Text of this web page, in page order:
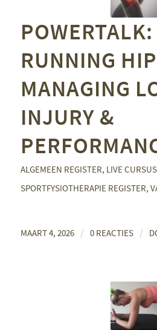
RUNNING
MANAGING
INJURY &
ALGEMEEN REGISTER, LIVE CURSUS
SPORTFYSIOTHERAPIE REGISTER,
MAART 4, 2026 / 0 REACTIES /